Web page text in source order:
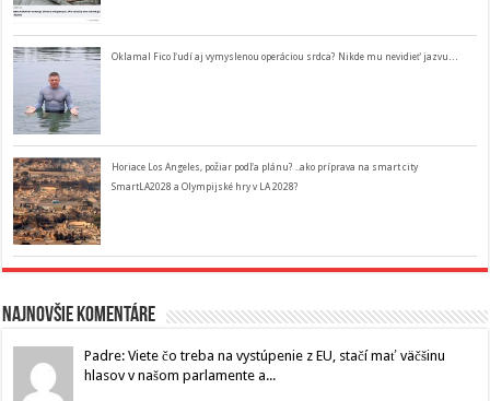
Oklamal Fico ľudí aj vymyslenou operáciou srdca? Nikde mu nevidieť jazvu…
Horiace Los Angeles, požiar podľa plánu? ..ako príprava na smart city
SmartLA2028 a Olympijské hry v LA 2028?
Najnovšie komentáre
Padre: Viete čo treba na vystúpenie z EU, stačí mať väčšinu
hlasov v našom parlamente a...